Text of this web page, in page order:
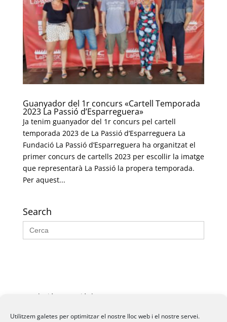
Utilitzem galetes per optimitzar el nostre lloc web i el nostre servei.
Guanyador del 1r concurs «Cartell Temporada
2023 La Passió d’Esparreguera»
Ja tenim guanyador del 1r concurs pel cartell
temporada 2023 de La Passió d’Esparreguera La
Fundació La Passió d’Esparreguera ha organitzat el
primer concurs de cartells 2023 per escollir la imatge
que representarà La Passió la propera temporada.
Per aquest...
Search
Search
for:
Fundació La Passió d’Esparreguera, 2026